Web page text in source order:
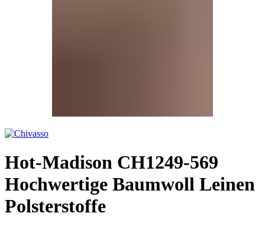
Hot-Madison CH1249-569
Hochwertige Baumwoll Leinen
Polsterstoffe